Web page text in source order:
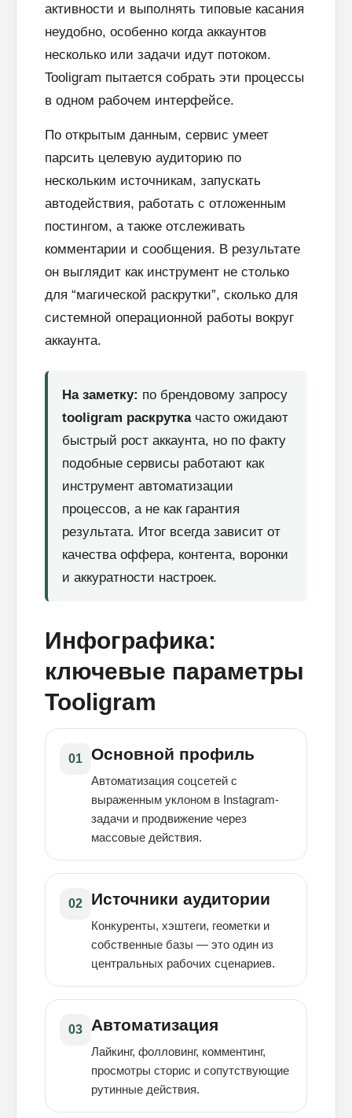
активности и выполнять типовые касания
неудобно, особенно когда аккаунтов
несколько или задачи идут потоком.
Tooligram пытается собрать эти процессы
в одном рабочем интерфейсе.
По открытым данным, сервис умеет
парсить целевую аудиторию по
нескольким источникам, запускать
автодействия, работать с отложенным
постингом, а также отслеживать
комментарии и сообщения. В результате
он выглядит как инструмент не столько
для “магической раскрутки”, сколько для
системной операционной работы вокруг
аккаунта.
На заметку: по брендовому запросу
tooligram раскруткачасто ожидают
быстрый рост аккаунта, но по факту
подобные сервисы работают как
инструмент автоматизации
процессов, а не как гарантия
результата. Итог всегда зависит от
качества оффера, контента, воронки
и аккуратности настроек.
Инфографика:
ключевые параметры
Tooligram
01 Основной профиль
Автоматизация соцсетей с
выраженным уклоном в Instagram-
задачи и продвижение через
массовые действия.
02 Источники аудитории
Конкуренты, хэштеги, геометки и
собственные базы — это один из
центральных рабочих сценариев.
03 Автоматизация
Лайкинг, фолловинг, комментинг,
просмотры сторис и сопутствующие
рутинные действия.